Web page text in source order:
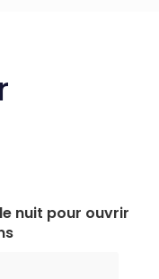
nuit pour ouvrir